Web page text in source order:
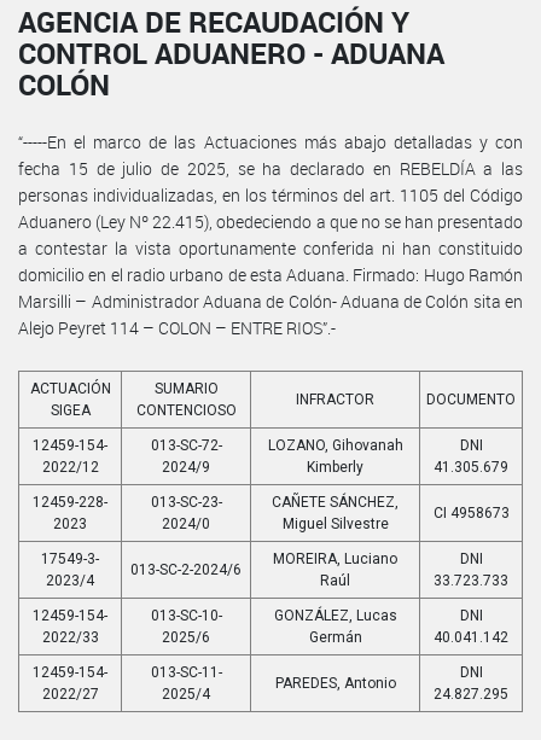
AGENCIA DE RECAUDACIÓN Y
CONTROL ADUANERO - ADUANA
COLÓN
“-----En el marco de las Actuaciones más abajo detalladas y con
fecha 15 de julio de 2025, se ha declarado en REBELDÍA a las
personas individualizadas, en los términos del art. 1105 del Código
Aduanero (Ley Nº 22.415), obedeciendo a que no se han presentado
a contestar la vista oportunamente conferida ni han constituido
domicilio en el radio urbano de esta Aduana. Firmado: Hugo Ramón
Marsilli – Administrador Aduana de Colón- Aduana de Colón sita en
Alejo Peyret 114 – COLON – ENTRE RIOS”.-
ACTUACIÓN
SIGEA
SUMARIO
CONTENCIOSO
INFRACTOR DOCUMENTO
12459-154-
2022/12
013-SC-72-
2024/9
LOZANO, Gihovanah
Kimberly
DNI
41.305.679
12459-228-
2023
013-SC-23-
2024/0
CAÑETE SÁNCHEZ,
Miguel Silvestre
CI 4958673
17549-3-
2023/4
013-SC-2-2024/6
MOREIRA, Luciano
Raúl
DNI
33.723.733
12459-154-
2022/33
013-SC-10-
2025/6
GONZÁLEZ, Lucas
Germán
DNI
40.041.142
12459-154-
2022/27
013-SC-11-
2025/4
PAREDES, Antonio
DNI
24.827.295